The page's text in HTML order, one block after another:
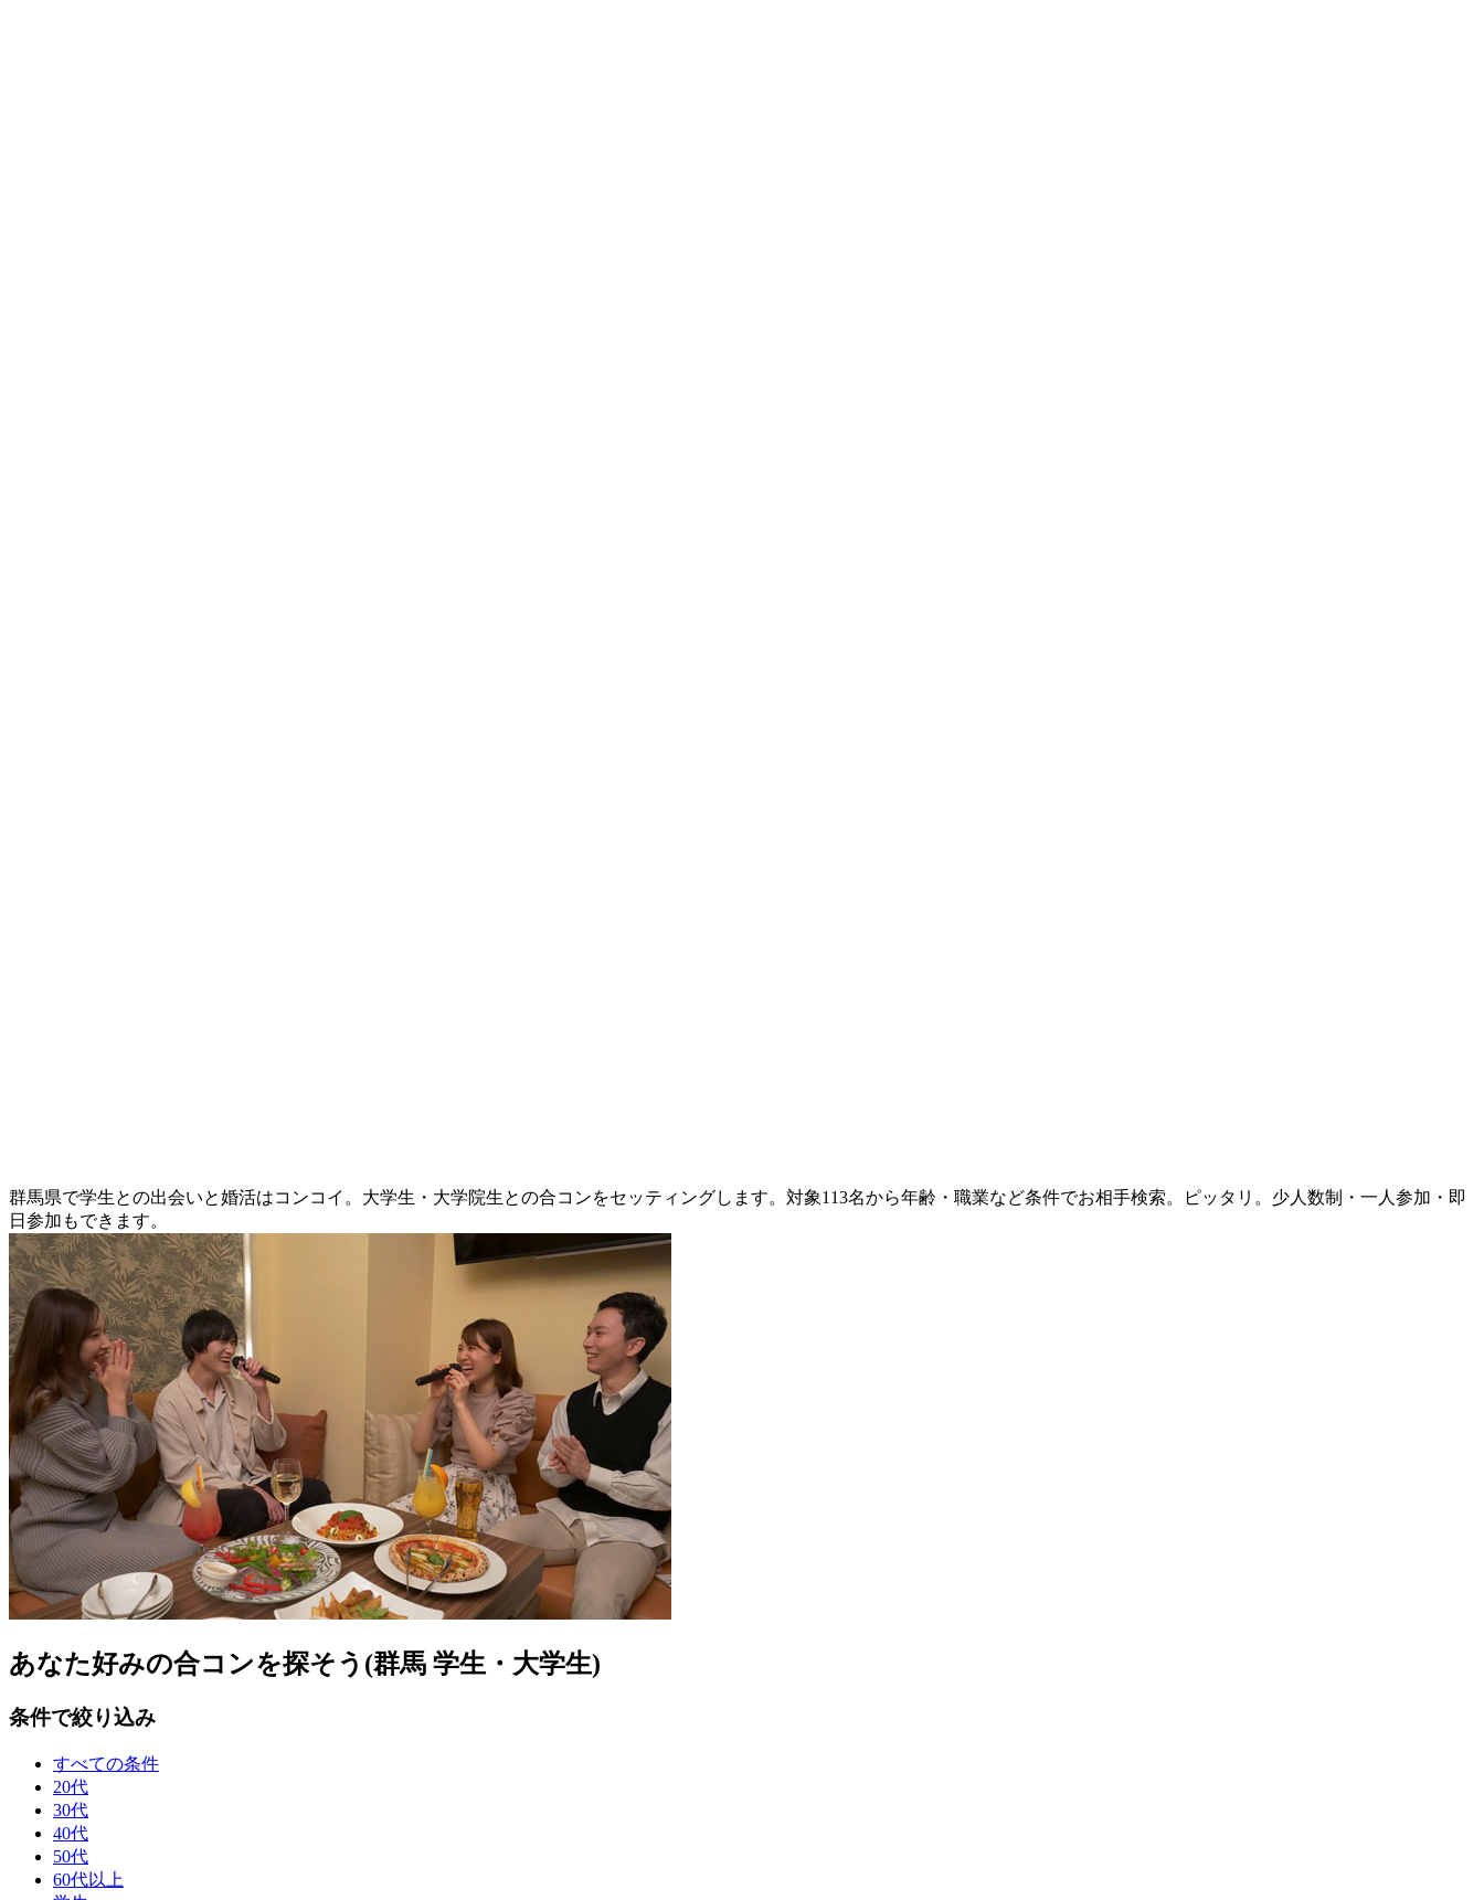
群馬県で学生との出会いと婚活はコンコイ。大学生・大学院生との合コンをセッティングします。対象113名から年齢・職業など条件でお相手検索。ピッタリ。少人数制・一人参加・即
日参加もできます。
あなた好みの合コンを探そう(群馬 学生・大学生)
条件で絞り込み
すべての条件
20代
30代
40代
50代
60代以上